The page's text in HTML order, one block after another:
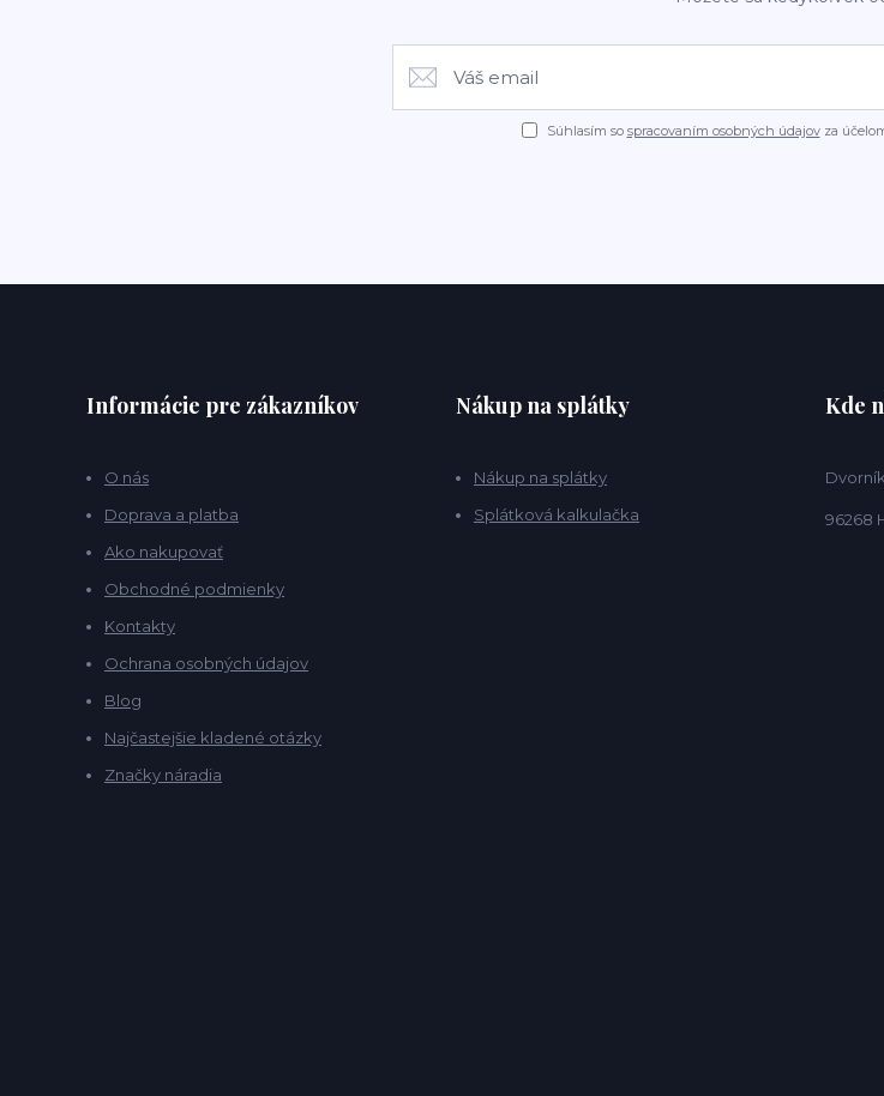
Súhlasím so spracovaním osobných údajovza
Informácie pre zákazníkov
O nás
Doprava a platba
Ako nakupovať
Obchodné podmienky
Kontakty
Ochrana osobných údajov
Blog
Najčastejšie kladené otázky
Značky náradia
Nákup na splátky
Nákup na splátky
Splátková kalkulačka
Kde
96268